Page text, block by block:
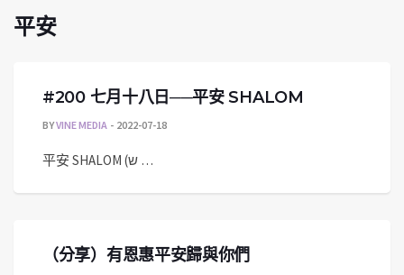
平安
#200 七月十八日──平安 SHALOM
BYVINE MEDIA 2022-07-18
平安 SHALOM (ש …
（分享）有恩惠平安歸與你們